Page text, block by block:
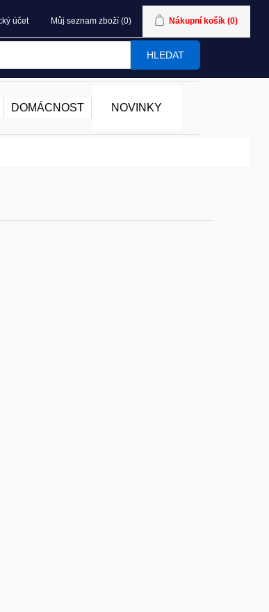
účet Můj seznam zboží (0) Nákupní košík (0)
HLEDAT
DOMÁCNOST NOVINKY